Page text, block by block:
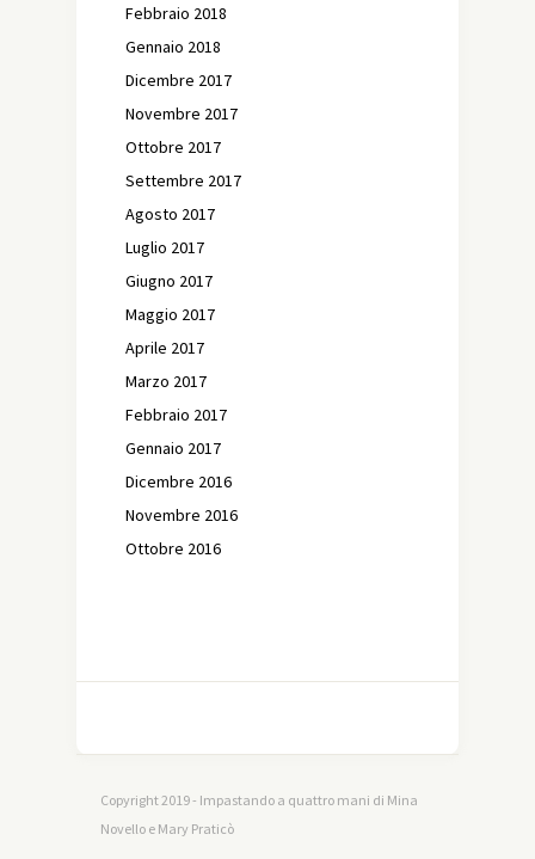
Febbraio 2018
Gennaio 2018
Dicembre 2017
Novembre 2017
Ottobre 2017
Settembre 2017
Agosto 2017
Luglio 2017
Giugno 2017
Maggio 2017
Aprile 2017
Marzo 2017
Febbraio 2017
Gennaio 2017
Dicembre 2016
Novembre 2016
Ottobre 2016
Copyright 2019 - Impastando a quattro mani di Mina
Novello e Mary Praticò